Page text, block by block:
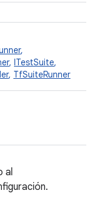
,
, ITestSuite,
, TfSuiteRunner
al